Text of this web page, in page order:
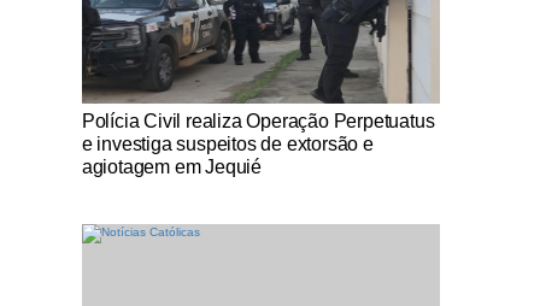
Notícias Católicas
Polícia Civil realiza Operação Perpetuatus
e investiga suspeitos de extorsão e
agiotagem em Jequié